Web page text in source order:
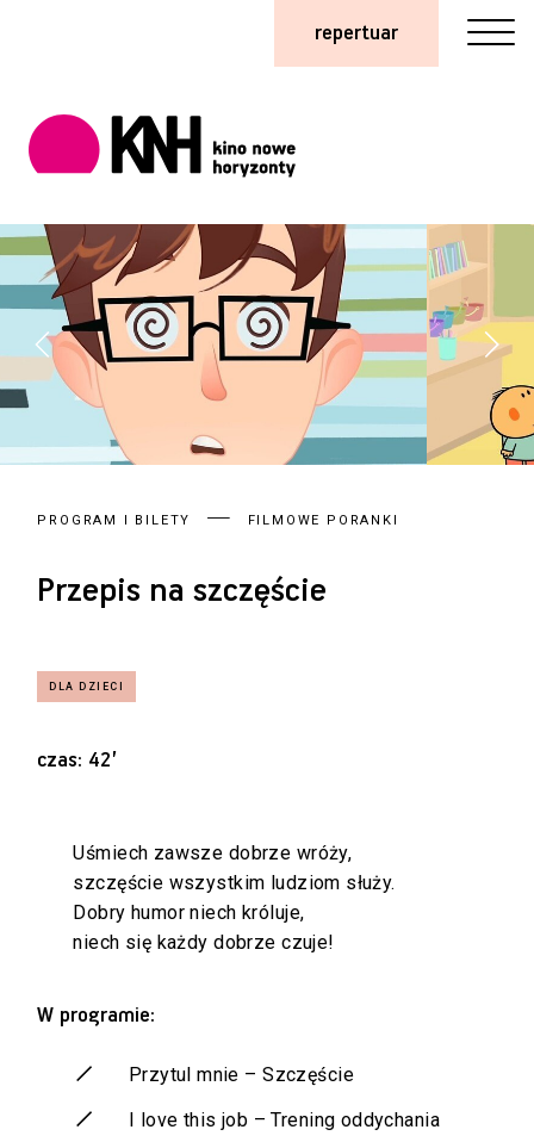
repertuar
PROGRAM I BILETY FILMOWE PORANKI
Przepis na szczęście
czas: 42’
Uśmiech zawsze dobrze wróży,
szczęście wszystkim ludziom służy.
Dobry humor niech króluje,
niech się każdy dobrze czuje!
W programie:
Przytul mnie – Szczęście
I love this job – Trening oddychania